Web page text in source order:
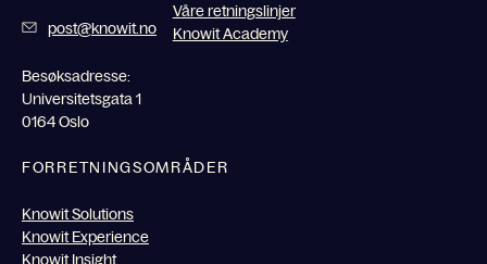
post@knowit.no
Besøksadresse:
Universitetsgata 1
0164 Oslo
Våre retningslinjer
Knowit Academy
FORRETNINGSOMRÅDER
Knowit Solutions
Knowit Experience
Knowit Insight